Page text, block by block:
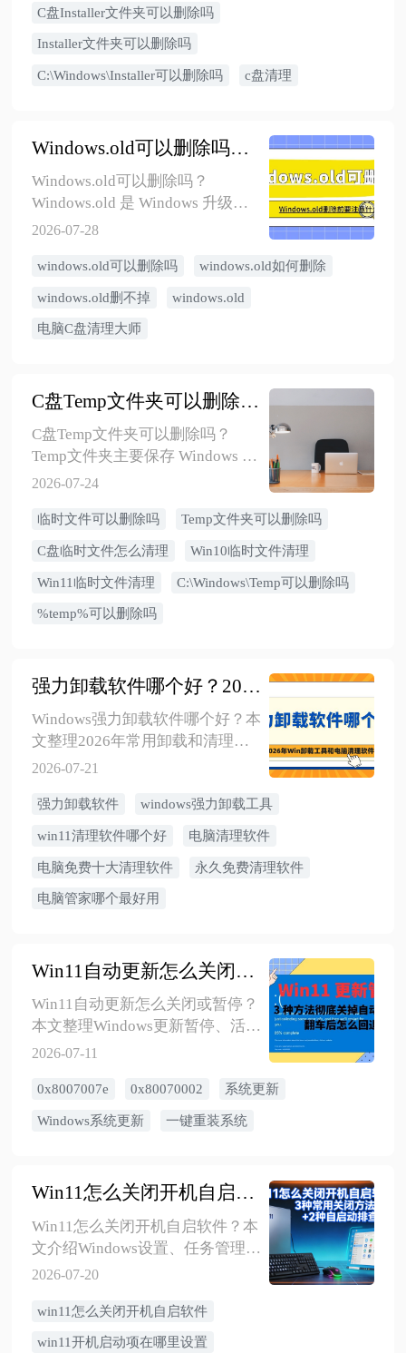
MSI/MSP 文件，不建议手动删
除。本文介绍 Installer 文件夹的
风险和安全清理建议。
C盘Installer文件夹可以删除吗
Installer文件夹可以删除吗
C:\Windows\Installer可以删除吗 c盘清理
Windows.old可以删除吗？删除前要注意什么
Windows.old可以删除吗？
Windows.old 是 Windows 升级或
重装系统后保留的旧系统文件
正常、不需要回退旧版本后删
除。本文介绍 Windows.old 的作
项，以及 Win10/Win11 正确清理
2026-07-28
windows.old可以删除吗 windows.old如何删除
windows.old删不掉 windows.old
电脑C盘清理大师
C盘Temp文件夹可以删除吗？Win10/Win11临时文件清理方法
C盘Temp文件夹可以删除吗？
Temp文件夹主要保存 Windows 和
软件运行过程中产生的临时文
文介绍系统Temp和用户Temp的区
别、哪些临时文件可以删除、删
安全清理方法。
2026-07-24
临时文件可以删除吗 Temp文件夹可以删除吗
C盘临时文件怎么清理 Win10临时文件清理
Win11临时文件清理 C:\Windows\Temp可以删除吗
%temp%可以删除吗
强力卸载软件哪个好？2026年Windows卸载工具和电脑清理软件推荐
Windows强力卸载软件哪个好？本
文整理2026年常用卸载和清理工
具，包括Revo Uninstaller、IObit
Bulk Crap Uninstaller、
CCleaner、BleachBit、Glary
策、核心功能、适用人群和使用
风险进行对比。
2026-07-21
强力卸载软件 windows强力卸载工具
win11清理软件哪个好 电脑清理软件
电脑免费十大清理软件 永久免费清理软件
电脑管家哪个最好用
Win11自动更新怎么关闭？暂停更新、禁用更新和失败回退方法
Win11自动更新怎么关闭或暂停？
本文整理Windows更新暂停、活跃
时段设置、组策略和注册表管理
还原和安全模式回退等方法，适
用于Win11家庭版、专业版用户。
2026-07-11
0x8007007e 0x80070002 系统更新
Windows系统更新 一键重装系统
Win11怎么关闭开机自启软件？3种常用关闭方法+2种自启动排查方法
​Win11怎么关闭开机自启软件？本
文介绍Windows设置、任务管理
器、专业工具等启动项管理方
后仍自启及哪些项目不建议关闭
的处理方式。
2026-07-20
win11怎么关闭开机自启软件
win11开机启动项在哪里设置